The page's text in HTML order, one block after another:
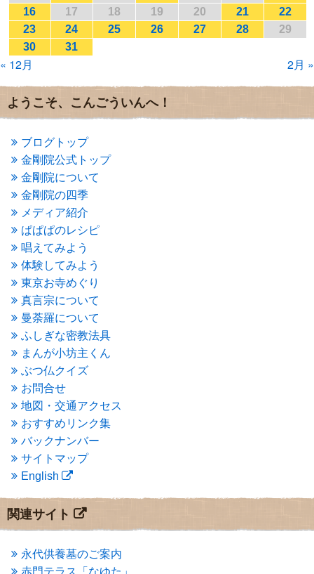
2017年1月(2)
2016年12月(4)
2016年11月(3)
2016年10月(1)
2016年9月
2016年6月
(2)
2016年5月(3)
2016年4月
(4)
2016年3月(4)
2016年2月(5)
2016年1月(3)
2015年12月(6)
2015年11月(4)
2015年10月
(4)
2015年9月
(3)
2015年8月(4)
2015年7月(4)
2015年6月(3)
2015年5月(1)
2015年4月(1)
(3)
2015年2月(3)
2015年1月(1)
2014年12月 (2)
2014年9月
2014年5月(1)
2014年4月 (4)
2014年1月 (1)
2013年11月(4)
2013年10月 (2)
2013年9月(4)
2013年7月
(7)
2013年6月 (6)
2013年5月(13)
2013年4月(1)
2013年3月
(4)
16 17 18 19 20 21
22
23
24 25 26 27 28
29
30
31
« 12月 2月 »
ようこそ、こんごういんへ！
ブログトップ
金剛院公式トップ
金剛院について
金剛院の四季
メディア紹介
ぱぱぱのレシピ
唱えてみよう
体験してみよう
東京お寺めぐり
真言宗について
曼荼羅について
ふしぎな密教法具
まんが小坊主くん
ぶつ仏クイズ
お問合せ
地図・交通アクセス
おすすめリンク集
バックナンバー
サイトマップ
English
関連サイト
永代供養墓のご案内
赤門テラス「なゆた」